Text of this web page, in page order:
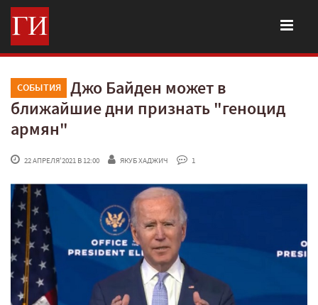
СОБЫТИЯ
Джо Байден может в
ближайшие дни признать "геноцид
армян"
22 АПРЕЛЯ'2021 В 12:00 ЯКУБ ХАДЖИЧ 1